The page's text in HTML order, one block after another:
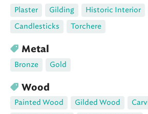
Plaster Gilding Historic Interior
Candlesticks
Torchere
Metal
Bronze Gold
Wood
Painted Wood Gilded Wood